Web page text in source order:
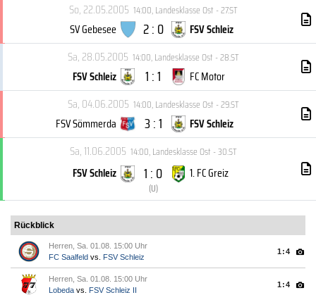
So, 22.05.2005 14:00,Landesklasse Ost - 27.ST
SV Gebesee 2 : 0
FSV Schleiz
Sa, 28.05.2005 14:00,Landesklasse Ost - 28.ST
FSV Schleiz 1 : 1
FC Motor
Sa, 04.06.2005 14:00,Landesklasse Ost - 29.ST
FSV Sömmerda 3 : 1
FSV Schleiz
Sa, 11.06.2005 14:00,Landesklasse Ost - 30.ST
FSV Schleiz 1 : 0
(U)
1. FC Greiz
Rückblick
Herren, Sa. 01.08. 15:00 Uhr
FC Saalfeld vs. FSV Schleiz
1:4
Herren, Sa. 01.08. 15:00 Uhr
Lobeda vs. FSV Schleiz II
1:4